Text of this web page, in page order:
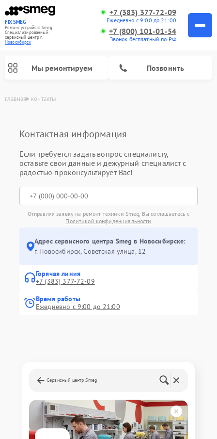
FIX-SMEG
Ремонт устройств Smeg
Специализированный
cервисный центр г.
Новосибирск
+7 (383) 377-72-09
Ежедневно с 9:00 до 21:00
+7 (800) 101-01-54
Звонок бесплатный по РФ
Мы ремонтируем Позвонить
главная контакты
Контактная информация
Если требуется задать вопрос специалисту,
оставьте свои данные и дежурный специалист с
радостью проконсультирует Вас!
Отправляя заявку на ремонт техники Smeg, Вы соглашаетесь с
Политикой конфиденциальности
Адрес сервисного центра Smeg в Новосибирске:
г. Новосибирск, Советская улица, 12
Горячая линия
+7 (383) 377-72-09
Время работы
Ежедневно с 9:00 до 21:00
Сервисный центр Smeg